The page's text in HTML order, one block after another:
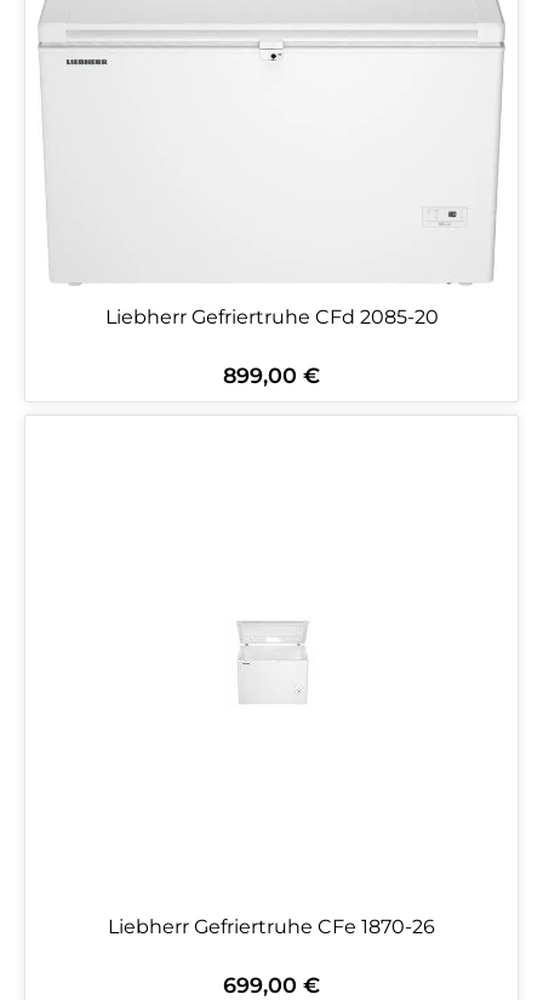
Liebherr Gefriertruhe CFd 2085-20
Regulärer Preis:
899,00 €
Liebherr Gefriertruhe CFe 1870-26
Regulärer Preis:
699,00 €